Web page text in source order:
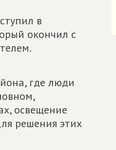
в
окончил с
где люди
освещение
решения этих